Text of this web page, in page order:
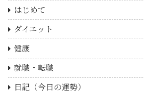
はじめて
ダイエット
健康
就職・転職
日記（今日の運勢）